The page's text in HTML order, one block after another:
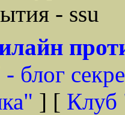
- ssu
блог
] [ Клуб